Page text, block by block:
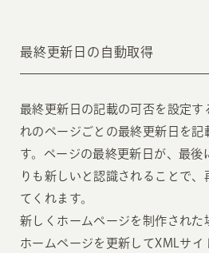
最終更新日の自動取得
最終更新日の記載の可否を設定す
れのページごとの最終更新日を記
す。ページの最終更新日が、最後
りも新しいと認識されることで、
てくれます。
新しくホームページを制作された
ホームページを更新してXMLサイ